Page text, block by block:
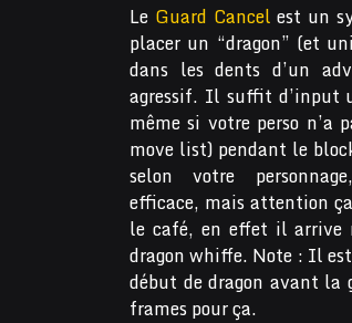
Le Guard Cancel est un
placer un “dragon” (et
dans les dents d’un
agressif. Il suffit d’input
même si votre perso n’a
move list) pendant le
selon votre
efficace, mais attention
le café, en effet il arrive
dragon whiffe. Note : Il
début de dragon avant
frames pour ça.